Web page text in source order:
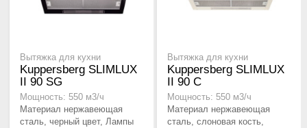
Вытяжка для кухни
Kuppersberg SLIMLUX
II 90 SG
Мощность: 550 м3/ч
Материал нержавеющая
сталь, черный цвет, Лампы
Вытяжка для кухни
Kuppersberg SLIMLUX
II 90 C
Мощность: 550 м3/ч
Материал нержавеющая
сталь, слоновая кость,